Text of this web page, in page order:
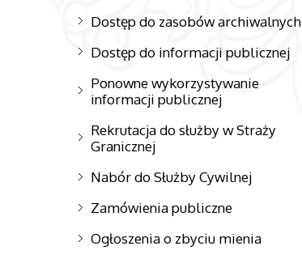
Dostęp do zasobów archiwalnych
Dostęp do informacji publicznej
Ponowne wykorzystywanie
informacji publicznej
Rekrutacja do służby w Straży
Granicznej
Nabór do Służby Cywilnej
Zamówienia publiczne
Ogłoszenia o zbyciu mienia